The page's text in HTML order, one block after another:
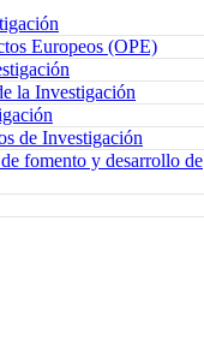
Europeos (OPE)
la Investigación
de Investigación
fomento y desarrollo de